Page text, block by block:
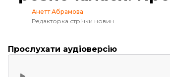
Анетт Абрамова
Редакторка стрічки новин
Прослухати аудіоверсію